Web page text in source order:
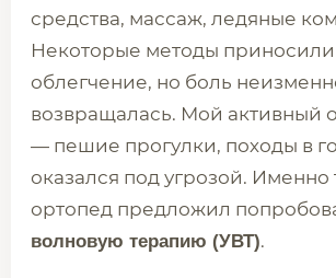
средства, массаж, ледяные
Некоторые методы
облегчение, но боль
возвращалась. Мой активный
— пешие прогулки, походы в
оказался под угрозой. Именно
ортопед предложил
волновую терапию (УВТ).